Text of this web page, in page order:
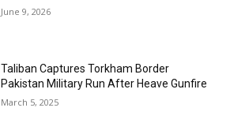
June 9, 2026
Taliban Captures Torkham Border
Pakistan Military Run After Heave Gunfire
March 5, 2025